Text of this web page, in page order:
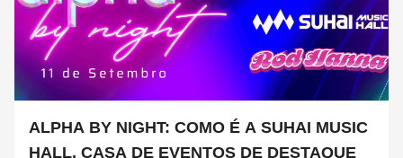
ALPHA BY NIGHT: COMO É A SUHAI MUSIC
HALL, CASA DE EVENTOS DE DESTAQUE